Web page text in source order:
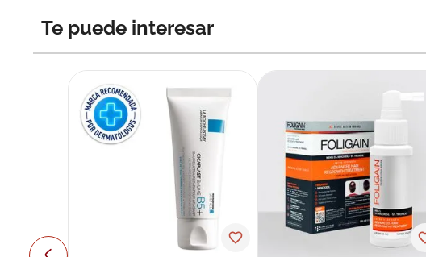
Te puede interesar